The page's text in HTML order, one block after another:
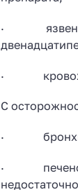
·
·
С
·
·